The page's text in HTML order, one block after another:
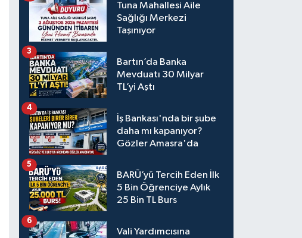
Tuna Mahallesi Aile
Sağlığı Merkezi
Taşınıyor
Bartın’da Banka
Mevduatı 30 Milyar
TL’yi Aştı
3
İş Bankası'nda bir şube
daha mı kapanıyor?
Gözler Amasra'da
4
BARÜ’yü Tercih Eden İlk
5 Bin Öğrenciye Aylık
25 Bin TL Burs
5
Vali Yardımcısına
6